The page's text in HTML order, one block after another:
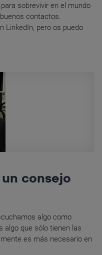
sobrevivir en el mundo
contactos.
LinkedIn, pero os puedo
consejo
algo como
algo que sólo tienen las
es más necesario en